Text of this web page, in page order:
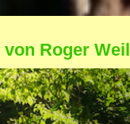
Roger Weil